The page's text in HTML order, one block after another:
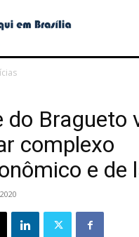
do Bragueto
complexo
e de